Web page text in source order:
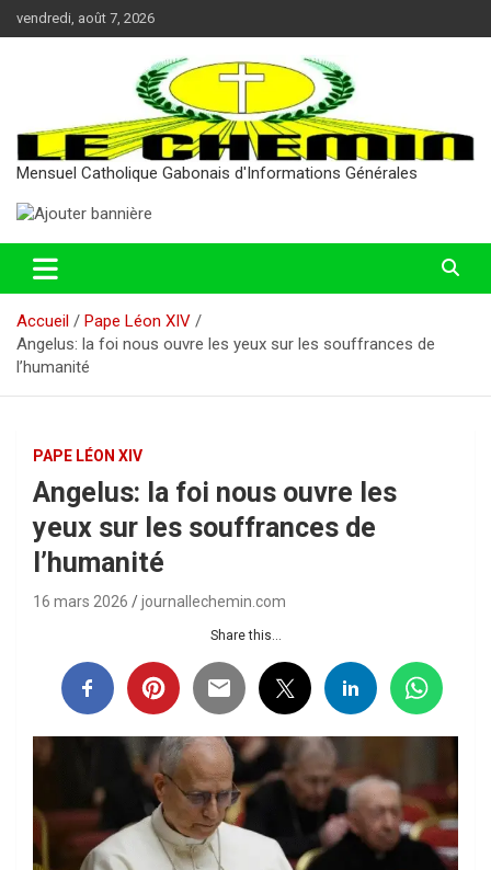
au
vendredi, août 7, 2026
Mensuel Catholique Gabonais d'Informations Générales
Accueil
Pape Léon XIV
Angelus: la foi nous ouvre les yeux sur les souffrances de
l’humanité
PAPE LÉON XIV
Angelus: la foi nous ouvre les
yeux sur les souffrances de
l’humanité
16 mars 2026 journallechemin.com
Share this...